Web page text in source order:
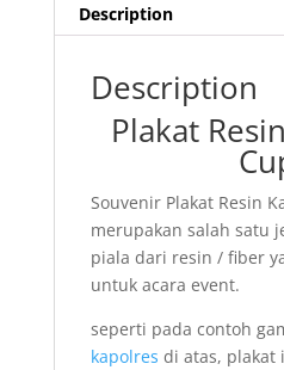
Description
Description
Plakat
Souvenir Plakat Resin
merupakan salah satu
piala dari resin / fiber
untuk acara event.
seperti pada contoh
kapolres di atas, plakat